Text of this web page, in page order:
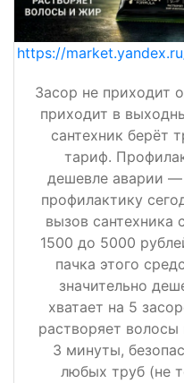
https://
Засор не приходит
приходит в
сантехник берёт
тариф.
дешевле аварии —
профилактику
вызов сантехника
1500 до 5000
пачка этого
значительно
хватает на 5
растворяет
3 минуты,
любых труб (не